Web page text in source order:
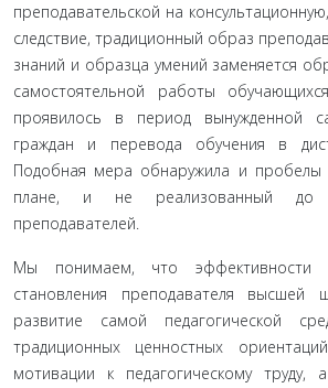
преподавательской на
следствие, традиционный образ
знаний и образца умений заменяется
самостоятельной работы
проявилось в период вынужденной
граж­дан и перевода обучения в
Подобная мера обнаружила и пробелы
плане, и не реализованный до
преподавателей.
Мы понимаем, что эффективности
становления преподавателя высшей
развитие самой педагогической
традици­онных ценностных
мотивации к педагогическому труду,